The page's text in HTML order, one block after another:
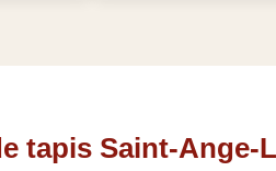
tapis Saint-